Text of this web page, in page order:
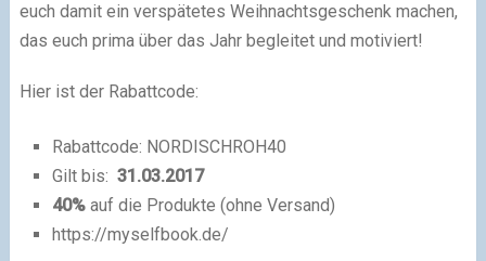
euch damit ein verspätetes Weihnachtsgeschenk machen,
das euch prima über das Jahr begleitet und motiviert!
Hier ist der Rabattcode:
Rabattcode: NORDISCHROH40
Gilt bis: 31.03.2017
40%auf die Produkte (ohne Versand)
https://myselfbook.de/